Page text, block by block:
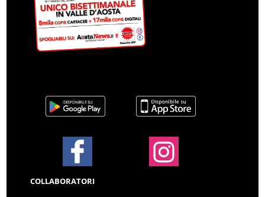
COLLABORATORI